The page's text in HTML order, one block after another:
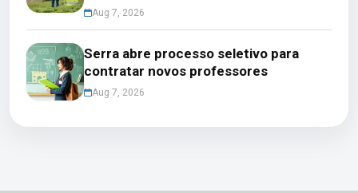
Aug 7, 2026
Serra abre processo seletivo para
contratar novos professores
Aug 7, 2026